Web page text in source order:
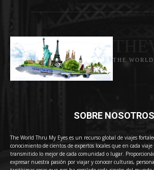
THE
SOBRE NOSOTROS
The World Thru My Eyes es un recurso global de viajes
conocimiento de cientos de expertos locales que en cada
transmitido lo mejor de cada comunidad o lugar.
expresar nuestra pasión por viajar y conocer culturas,